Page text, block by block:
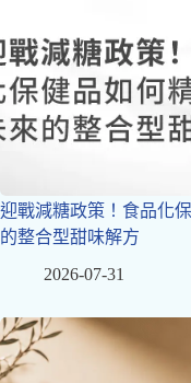
迎戰減糖政策！食品化
的整合型甜味解方
2026-07-31